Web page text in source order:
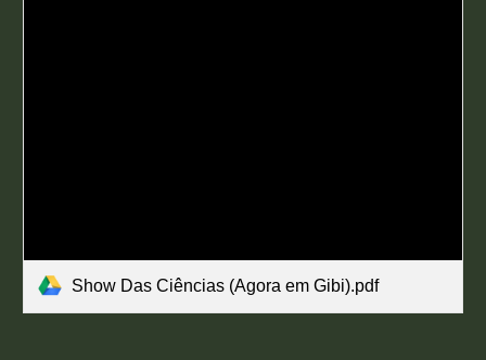
Show Das Ciências (Agora em Gibi).pdf